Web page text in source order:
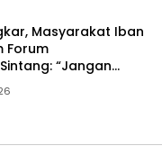
Masyarakat Iban
Forum
“Jangan
Dilecehkan”